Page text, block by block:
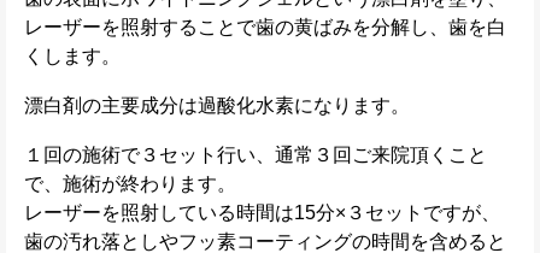
レーザーを照射することで歯の黄ばみを分解し、歯を白
くします。
漂白剤の主要成分は過酸化水素になります。
１回の施術で３セット行い、通常３回ご来院頂くこと
で、施術が終わります。
レーザーを照射している時間は15分×３セットですが、
歯の汚れ落としやフッ素コーティングの時間を含めると